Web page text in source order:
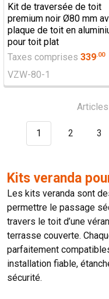
Kit de traversée de toit
premium noir Ø80 mm
plaque de toit en
pour toit plat
Taxes comprises 339.00
VZW-80-1
1 2 3
Kits veranda
Les kits veranda sont
permettre le passage
travers le toit d’une
terrasse couverte.
parfaitement
installation fiable,
sécurité.